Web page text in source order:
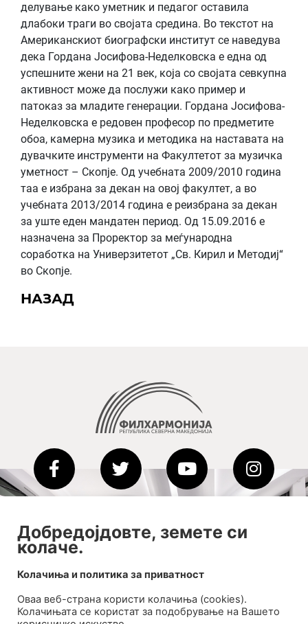
делување како уметник и педагог оставила
длабоки траги во својата средина. Во текстот на
Американскиот биографски институт се наведува
дека Гордана Јосифова-Неделковска е една од
успешните жени на 21 век, која со својата севкупна
активност може да послужи како пример и
патоказ за младите генерации. Гордана Јосифова-
Неделковска е редовен професор по предметите
обоа, камерна музика и методика на наставата на
дувачките инструменти на Факултетот за музичка
уметност – Скопје. Од учебната 2009/2010 година
таа е избрана за декан на овој факултет, а во
учебната 2013/2014 година е реизбрана за декан
за уште еден мандатен период. Од 15.09.2016 е
назначена за Проректор за меѓународна
соработка на Универзитетот „Св. Кирил и Методиј“
во Скопје.
НАЗАД
2020-09-01_argument!
Filharmonija
Добредојдовте, земете си
колаче.
Колачиња и политика за приватност
Оваа веб-странa користи колачиња (cookies).
Колачињата се користат за подобрување на Вашето